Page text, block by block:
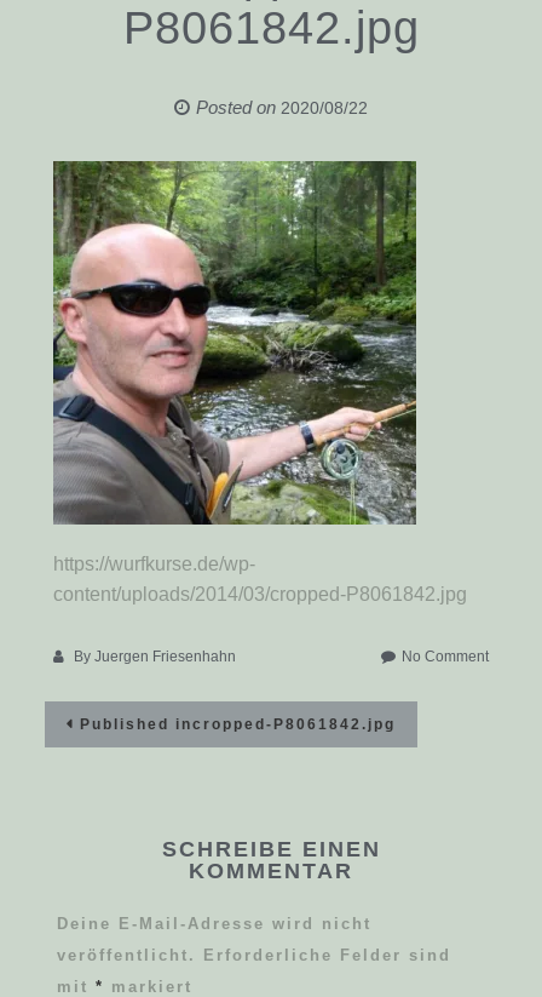
P8061842.jpg
Posted on 2020/08/22
https://wurfkurse.de/wp-
content/uploads/2014/03/cropped-P8061842.jpg
ByJuergen Friesenhahn No Commenton
Beitragsnavigation
Published incropped-P8061842.jpg
SCHREIBE EINEN
KOMMENTAR
Deine E-Mail-Adresse wird nicht
veröffentlicht.
Erforderliche Felder sind
mit* markiert